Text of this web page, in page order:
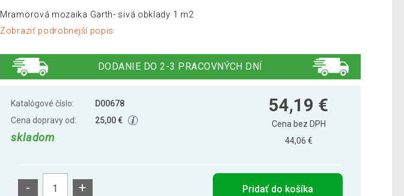
Mramorová mozaika Garth- sivá obklady 1 m2
Zobraziť podrobnejší popis
DODANIE DO 2-3 PRACOVNÝCH DNÍ
Katalógové číslo:
D00678
Cena dopravy od:
25,00 €
skladom
54,19 €
Cena bez DPH
44,06 €
- + Pridať do košíka